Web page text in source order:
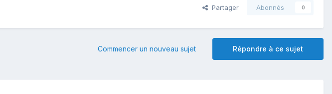
Partager Abonnés 0
Répondre à ce sujet
Commencer un nouveau sujet